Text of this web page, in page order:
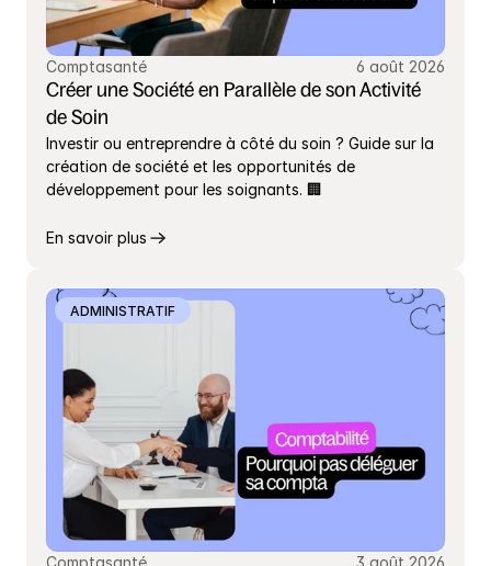
Comptasanté 6 août 2026
Créer une Société en Parallèle de son Activité
de Soin
Investir ou entreprendre à côté du soin ? Guide sur la
création de société et les opportunités de
développement pour les soignants. 🏢
En savoir plus
ADMINISTRATIF
Comptasanté 3 août 2026